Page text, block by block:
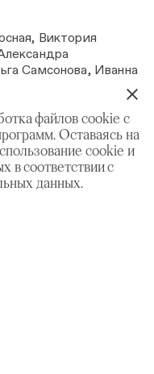
файлов cookie с
Оставаясь на
cookie и
в соответствии с
данных.
Виктория
Самсонова, Иванна
Шапиев, Роман
апреля в Тереме
посмотреть
занятий,
Михайловича.
в
миниатюрной
вузах страны.